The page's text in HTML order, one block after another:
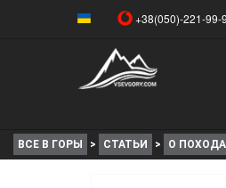
+38(050)-221-99-
ВСЕ В ГОРЫ > СТАТЬИ > О